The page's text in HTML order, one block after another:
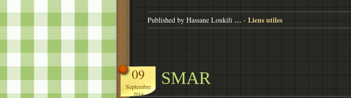
Published by Hassane Loukili … - Liens utiles
09
Septembre
2014
SMAR